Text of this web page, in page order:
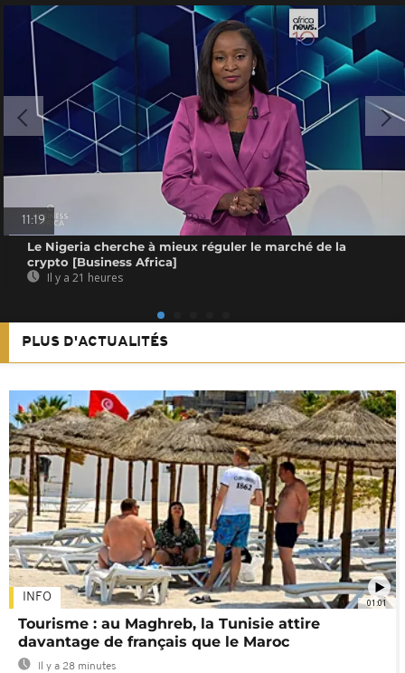
11:19
Le Nigeria cherche à mieux réguler le marché de la
crypto [Business Africa]
Il y a 21 heures
PLUS D'ACTUALITÉS
01:01
INFO
Tourisme : au Maghreb, la Tunisie attire
davantage de français que le Maroc
Il y a 28 minutes